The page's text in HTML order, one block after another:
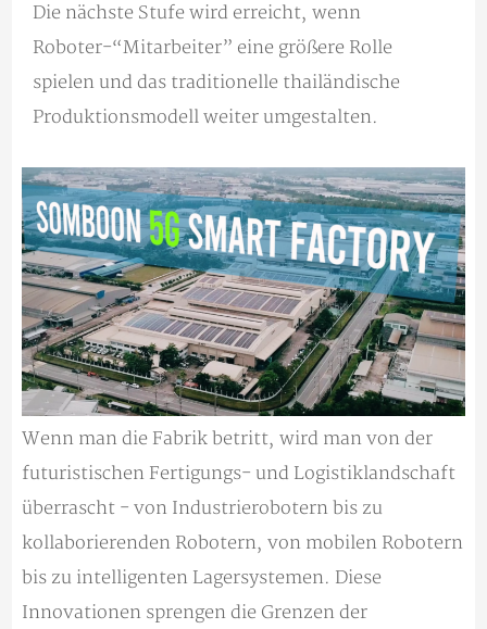
Die nächste Stufe wird erreicht, wenn
Roboter-“Mitarbeiter” eine größere Rolle
spielen und das traditionelle thailändische
Produktionsmodell weiter umgestalten.
Wenn man die Fabrik betritt, wird man von der
futuristischen Fertigungs- und Logistiklandschaft
überrascht - von Industrierobotern bis zu
kollaborierenden Robotern, von mobilen Robotern
bis zu intelligenten Lagersystemen. Diese
Innovationen sprengen die Grenzen der